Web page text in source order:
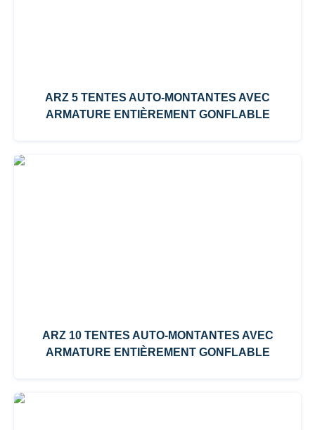
ARZ 5 TENTES AUTO-MONTANTES AVEC
ARMATURE ENTIÈREMENT GONFLABLE
ARZ 10 TENTES AUTO-MONTANTES AVEC
ARMATURE ENTIÈREMENT GONFLABLE